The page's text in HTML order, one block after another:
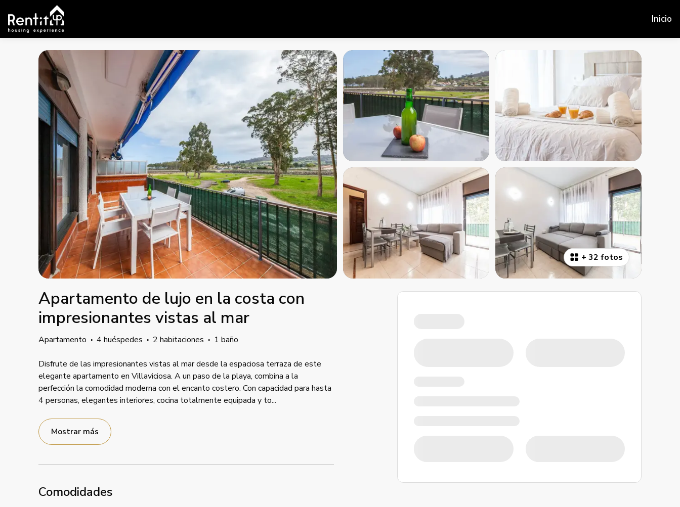
Inicio
+ 32 fotos
Apartamento de lujo en la costa con
impresionantes vistas al mar
Apartamento · 4 huéspedes · 2 habitaciones · 1 baño
Disfrute de las impresionantes vistas al mar desde la espaciosa terraza de este
elegante apartamento en Villaviciosa. A un paso de la playa, combina a la
perfección la comodidad moderna con el encanto costero. Con capacidad para hasta
4 personas, elegantes interiores, cocina totalmente equipada y to...
Mostrar más
Comodidades